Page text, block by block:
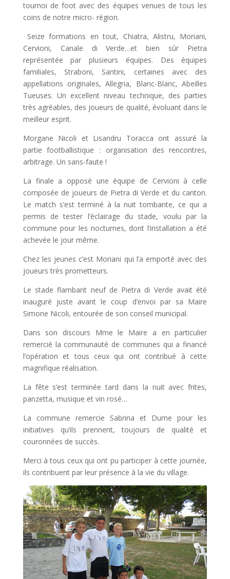
tournoi de foot avec des équipes venues de tous les
coins de notre micro- région.
Seize formations en tout, Chiatra, Alistru, Moriani,
Cervioni, Canale di Verde…et bien sûr Pietra
représentée par plusieurs équipes. Des équipes
familiales, Straboni, Santini, certaines avec des
appellations originales, Allegria, Blanc-Blanc, Abeilles
Tueuses. Un excellent niveau technique, des parties
très agréables, des joueurs de qualité, évoluant dans le
meilleur esprit.
Morgane Nicoli et Lisandru Toracca ont assuré la
partie footballistique : organisation des rencontres,
arbitrage. Un sans-faute !
La finale a opposé une équipe de Cervioni à celle
composée de joueurs de Pietra di Verde et du canton.
Le match s’est terminé à la nuit tombante, ce qui a
permis de tester l’éclairage du stade, voulu par la
commune pour les nocturnes, dont l’installation a été
achevée le jour même.
Chez les jeunes c’est Moriani qui l’a emporté avec des
joueurs très prometteurs.
Le stade flambant neuf de Pietra di Verde avait été
inauguré juste avant le coup d’envoi par sa Maire
Simone Nicoli, entourée de son conseil municipal.
Dans son discours Mme le Maire a en particulier
remercié la communauté de communes qui a financé
l’opération et tous ceux qui ont contribué à cette
magnifique réalisation.
La fête s’est terminée tard dans la nuit avec frites,
panzetta, musique et vin rosé…
La commune remercie Sabrina et Dume pour les
initiatives qu’ils prennent, toujours de qualité et
couronnées de succès.
Merci à tous ceux qui ont pu participer à cette journée,
ils contribuent par leur présence à la vie du village.